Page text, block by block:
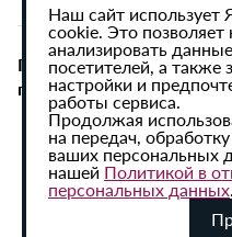
При использовании
гиперссылка на ИА
Наш сайт
cookie. Это позволяет
анализировать
посетителей, а также
настройки и
работы сервиса.
Продолжая
на передач,
ваших персональных
нашей Политикой в
персональных данных